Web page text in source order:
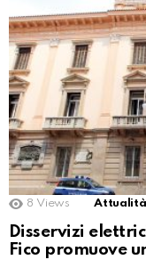
8 Views
Disservizi
Fico promuove